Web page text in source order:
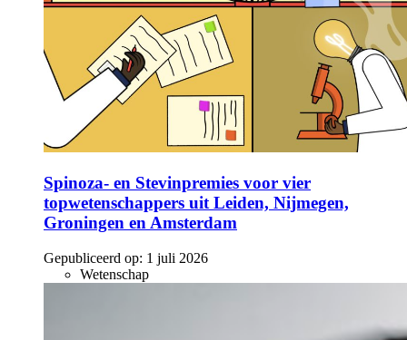
Spinoza- en Stevinpremies voor vier
topwetenschappers uit Leiden, Nijmegen,
Groningen en Amsterdam
Gepubliceerd op: 1 juli 2026
Wetenschap